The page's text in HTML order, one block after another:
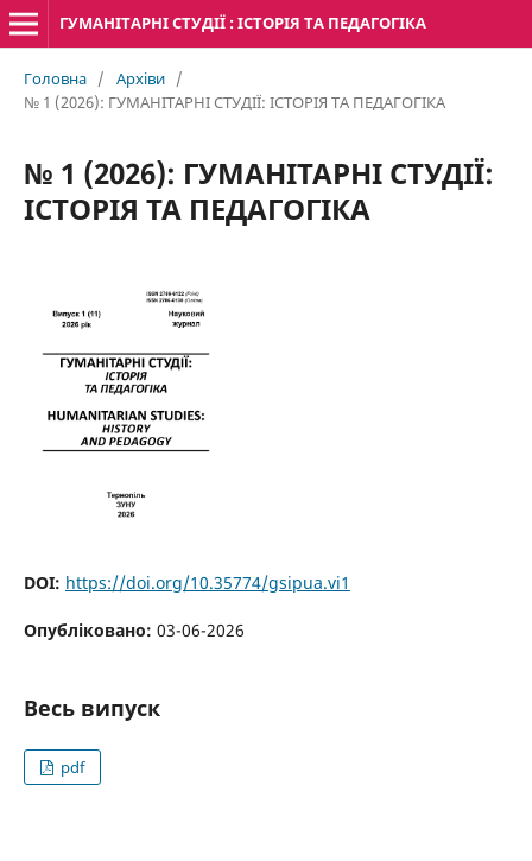
ГУМАНІТАРНІ СТУДІЇ : ІСТОРІЯ ТА ПЕДАГОГІКА
Головна / Архіви /
№ 1 (2026): ГУМАНІТАРНІ СТУДІЇ: ІСТОРІЯ ТА ПЕДАГОГІКА
№ 1 (2026): ГУМАНІТАРНІ СТУДІЇ:
ІСТОРІЯ ТА ПЕДАГОГІКА
DOI: https://doi.org/10.35774/gsipua.vi1
Опубліковано: 03-06-2026
Весь випуск
pdf